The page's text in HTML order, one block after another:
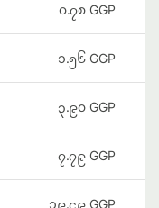
၀.၇၈ GGP
၁.၅၆ GGP
၃.၉၀ GGP
၇.၇၉ GGP
၁၉.၄၉ GGP